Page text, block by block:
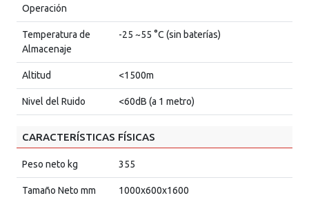
Operación
Temperatura de
Almacenaje
-25 ~55 °C (sin baterías)
Altitud <1500m
Nivel del Ruido <60dB (a 1 metro)
CARACTERÍSTICAS FÍSICAS
Peso neto kg 355
Tamaño Neto mm 1000x600x1600